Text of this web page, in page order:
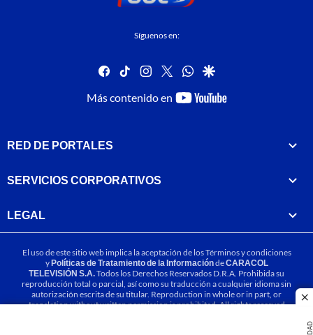
Síguenos en:
facebook
tiktok instagram
twitterwhatsapp
google
Más contenido en
youtube-
RED DE PORTALES
SERVICIOS CORPORATIVOS
LEGAL
El uso de este sitio web implica la aceptación de losTérminos y condiciones
yPolíticas de Tratamiento de la InformacióndeCARACOL
TELEVISIÓN S.A.Todos los Derechos Reservados D.R.A. Prohibida su
reproducción total o parcial, así como su traducción a cualquier idioma sin
autorización escrita de su titular. Reproduction in whole or in part, or
translation without written permission is prohibited. All rights reserved